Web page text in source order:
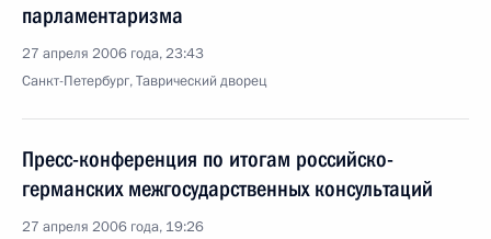
парламентаризма
27 апреля 2006 года, 23:43
Санкт-Петербург, Таврический дворец
Пресс-конференция по итогам российско-
германских межгосударственных консультаций
27 апреля 2006 года, 19:26